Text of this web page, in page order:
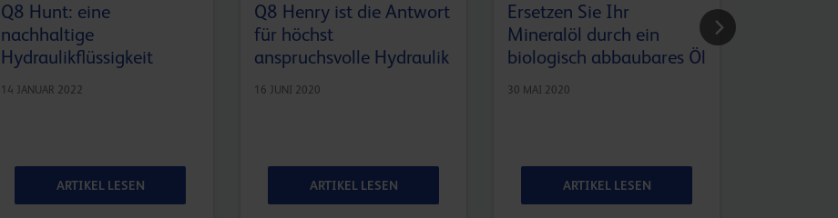
Q8 Hunt: eine
nachhaltige
Hydraulikflüssigkeit
14 JANUAR 2022
ARTIKEL LESEN
Q8 Henry ist die Antwort
für höchst
anspruchsvolle Hydraulik
16 JUNI 2020
ARTIKEL LESEN
Ersetzen Sie Ihr
Mineralöl durch ein
biologisch abbaubares Öl
30 MAI 2020
ARTIKEL LESEN